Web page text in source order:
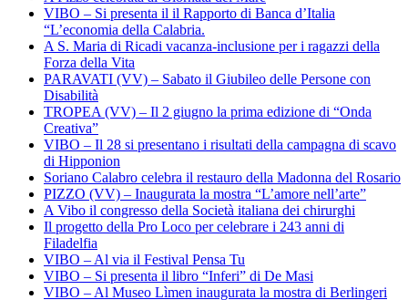
VIBO – Si presenta il il Rapporto di Banca d’Italia
“L’economia della Calabria.
A S. Maria di Ricadi vacanza-inclusione per i ragazzi della
Forza della Vita
PARAVATI (VV) – Sabato il Giubileo delle Persone con
Disabilità
TROPEA (VV) – Il 2 giugno la prima edizione di “Onda
Creativa”
VIBO – Il 28 si presentano i risultati della campagna di scavo
di Hipponion
Soriano Calabro celebra il restauro della Madonna del Rosario
PIZZO (VV) – Inaugurata la mostra “L’amore nell’arte”
A Vibo il congresso della Società italiana dei chirurghi
Il progetto della Pro Loco per celebrare i 243 anni di
Filadelfia
VIBO – Al via il Festival Pensa Tu
VIBO – Si presenta il libro “Inferi” di De Masi
VIBO – Al Museo Lìmen inaugurata la mostra di Berlingeri